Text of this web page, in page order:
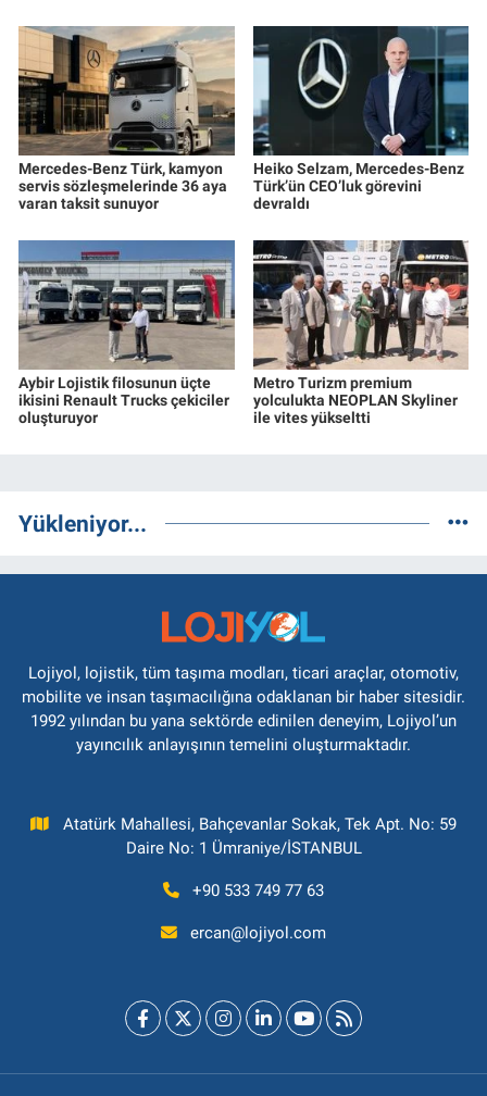
Mercedes-Benz Türk, kamyon
servis sözleşmelerinde 36 aya
varan taksit sunuyor
Heiko Selzam, Mercedes-Benz
Türk’ün CEO’luk görevini
devraldı
Aybir Lojistik filosunun üçte
ikisini Renault Trucks çekiciler
oluşturuyor
Metro Turizm premium
yolculukta NEOPLAN Skyliner
ile vites yükseltti
Yükleniyor...
Lojiyol, lojistik, tüm taşıma modları, ticari araçlar, otomotiv,
mobilite ve insan taşımacılığına odaklanan bir haber sitesidir.
1992 yılından bu yana sektörde edinilen deneyim, Lojiyol’un
yayıncılık anlayışının temelini oluşturmaktadır.
Atatürk Mahallesi, Bahçevanlar Sokak, Tek Apt. No: 59
Daire No: 1 Ümraniye/İSTANBUL
+90 533 749 77 63
ercan@lojiyol.com